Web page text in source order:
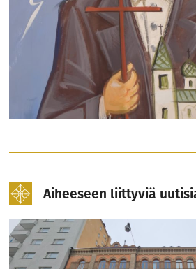
Aiheeseen liittyviä